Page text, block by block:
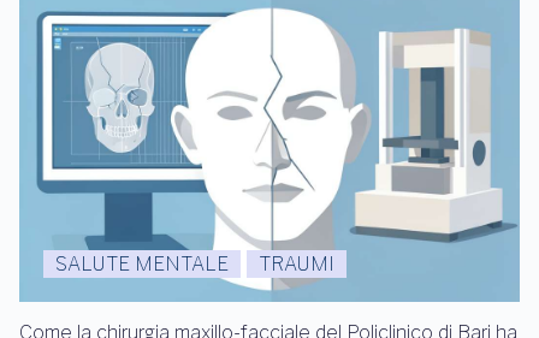
un’analisi approfondita del rapporto osmed 2025 dell’aifa
svela un incremento…